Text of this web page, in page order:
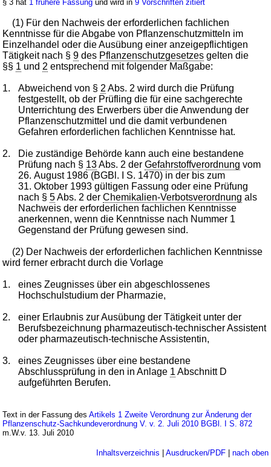
§ 3 hat 1 frühere Fassung und wird in9 Vorschriften zitiert
(1) Für den Nachweis der erforderlichen fachlichen
Kenntnisse für die Abgabe von Pflanzenschutzmitteln im
Einzelhandel oder die Ausübung einer anzeigepflichtigen
Tätigkeit nach §9 des Pflanzenschutzgesetzes gelten die
§§ 1 und 2 entsprechend mit folgender Maßgabe:
1. Abweichend von § 2 Abs. 2 wird durch die Prüfung
festgestellt, ob der Prüfling die für eine sachgerechte
Unterrichtung des Erwerbers über die Anwendung der
Pflanzenschutzmittel und die damit verbundenen
Gefahren erforderlichen fachlichen Kenntnisse hat.
2.
Die zuständige Behörde kann auch eine bestandene
Prüfung nach § 13Abs. 2 derGefahrstoffverordnung vom
26. August 1986 (BGBl. I S. 1470) in der bis zum
31. Oktober 1993 gültigen Fassung oder eine Prüfung
nach §5Abs. 2 derChemikalien-Verbotsverordnung als
Nachweis der erforderlichen fachlichen Kenntnisse
anerkennen, wenn die Kenntnisse nach Nummer 1
Gegenstand der Prüfung gewesen sind.
(2) Der Nachweis der erforderlichen fachlichen Kenntnisse
wird ferner erbracht durch die Vorlage
1.
eines Zeugnisses über ein abgeschlossenes
Hochschulstudium der Pharmazie,
2.
einer Erlaubnis zur Ausübung der Tätigkeit unter der
Berufsbezeichnung pharmazeutisch-technischer Assistent
oder pharmazeutisch-technische Assistentin,
3.
eines Zeugnisses über eine bestandene
Abschlussprüfung in den in Anlage 1 Abschnitt D
aufgeführten Berufen.
Text in der Fassung desArtikels 1 Zweite Verordnung zur Änderung der
Pflanzenschutz-Sachkundeverordnung V. v. 2. Juli 2010 BGBl. I S. 872
m.W.v. 13. Juli 2010
Inhaltsverzeichnis | Ausdrucken/PDF| nach oben